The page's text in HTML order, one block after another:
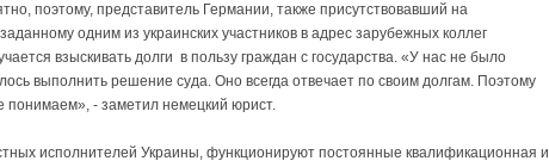
поэтому, представитель Германии, также присутствовавший на
одним из украинских участников в адрес зарубежных коллег
взыскивать долги в пользу граждан с государства. «У нас не было
выполнить решение суда. Оно всегда отвечает по своим долгам. Поэтому
- заметил немецкий юрист.
исполнителей Украины, функционируют постоянные квалификационная и